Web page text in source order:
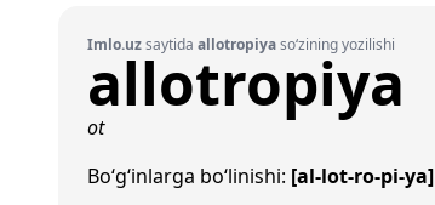
Imlo.uzsaytida allotropiyaso‘zining yozilishi
allotropiya
ot
Bo‘g‘inlarga bo‘linishi: [al-lot-ro-pi-ya]